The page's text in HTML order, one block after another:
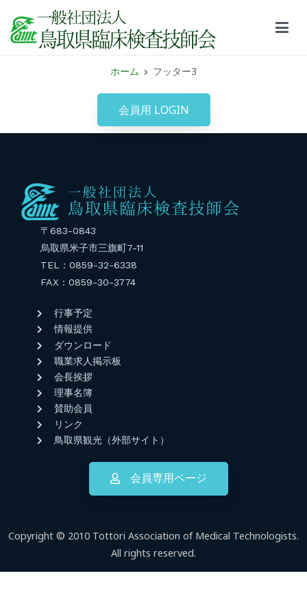
ホーム フッター3
会員用 LOGIN
〒683-0843
烏取県米子市三旗町7-11
TEL：0859-32-6338
FAX：0859-30-3774
行事予定
情報提供
ダウンロード
職業求人掲示板
会長挨拶
理事名簿
賛助会員
リンク
鳥取県観光（外部サイト）
会員専用ページ
Copyright © 2010 Tottori Association of Medical Technologists.
All rights reserved.